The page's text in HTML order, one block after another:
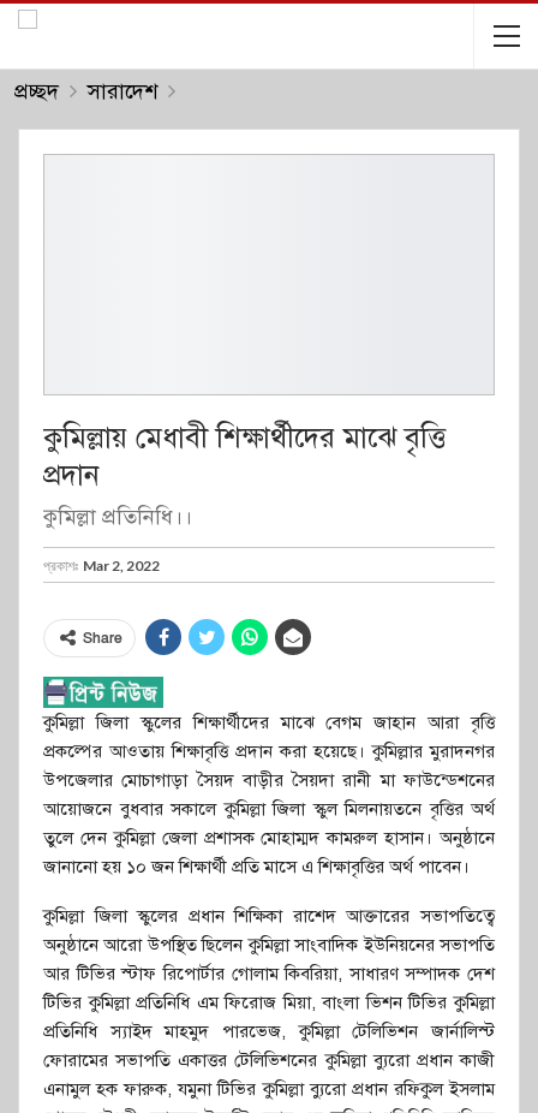
প্রচ্ছদ সারাদেশ
কুমিল্লায় মেধাবী শিক্ষার্থীদের মাঝে বৃত্তি
প্রদান
কুমিল্লা প্রতিনিধি।।
প্রকাশঃ Mar 2, 2022
Share
কুমিল্লা জিলা স্কুলের শিক্ষার্থীদের মাঝে বেগম জাহান আরা বৃত্তি
প্রকল্পের আওতায় শিক্ষাবৃত্তি প্রদান করা হয়েছে। কুমিল্লার মুরাদনগর
উপজেলার মোচাগাড়া সৈয়দ বাড়ীর সৈয়দা রানী মা ফাউন্ডেশনের
আয়োজনে বুধবার সকালে কুমিল্লা জিলা স্কুল মিলনায়তনে বৃত্তির অর্থ
তুলে দেন কুমিল্লা জেলা প্রশাসক মোহাম্মদ কামরুল হাসান। অনুষ্ঠানে
জানানো হয় ১০ জন শিক্ষার্থী প্রতি মাসে এ শিক্ষাবৃত্তির অর্থ পাবেন।
কুমিল্লা জিলা স্কুলের প্রধান শিক্ষিকা রাশেদ আক্তারের সভাপতিত্বে
অনুষ্ঠানে আরো উপস্থিত ছিলেন কুমিল্লা সাংবাদিক ইউনিয়নের সভাপতি
আর টিভির স্টাফ রিপোর্টার গোলাম কিবরিয়া, সাধারণ সম্পাদক দেশ
টিভির কুমিল্লা প্রতিনিধি এম ফিরোজ মিয়া, বাংলা ভিশন টিভির কুমিল্লা
প্রতিনিধি স্যাইদ মাহমুদ পারভেজ, কুমিল্লা টেলিভিশন জার্নালিস্ট
ফোরামের সভাপতি একাত্তর টেলিভিশনের কুমিল্লা ব্যুরো প্রধান কাজী
এনামুল হক ফারুক, যমুনা টিভির কুমিল্লা ব্যুরো প্রধান রফিকুল ইসলাম